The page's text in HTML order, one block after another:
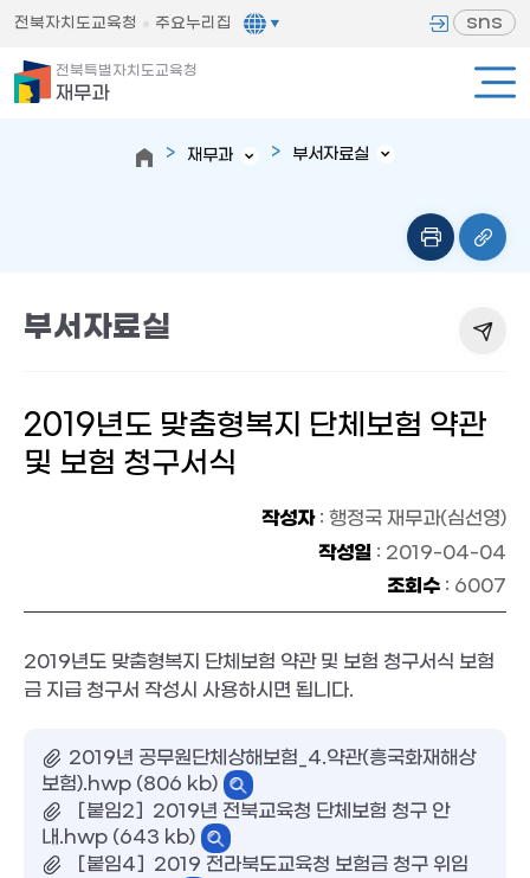
전북자치도교육청 주요누리집 sns
전북특별자치도교육청
재무과
재무과 부서자료실
부서자료실
2019년도 맞춤형복지 단체보험 약관
및 보험 청구서식
작성자: 행정국 재무과(심선영)
작성일 : 2019-04-04
조회수 : 6007
2019년도 맞춤형복지 단체보험 약관 및 보험 청구서식 보험
금 지급 청구서 작성시 사용하시면 됩니다.
2019년 공무원단체상해보험_4.약관(흥국화재해상
보험).hwp (806 kb)
［붙임2］2019년 전북교육청 단체보험 청구 안
내.hwp (643 kb)
［붙임4］2019 전라북도교육청 보험금 청구 위임